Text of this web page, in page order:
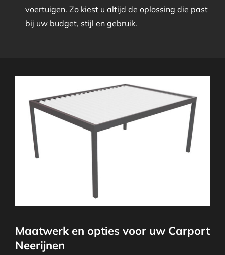
voertuigen. Zo kiest u altijd de oplossing die past
bij uw budget, stijl en gebruik.
Maatwerk en opties voor uw Carport
Neerijnen